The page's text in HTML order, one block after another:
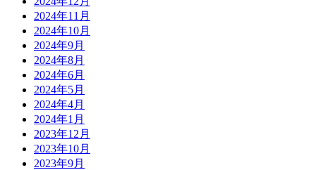
2024年11月
2024年10月
2024年9月
2024年8月
2024年6月
2024年5月
2024年4月
2024年1月
2023年12月
2023年10月
2023年9月